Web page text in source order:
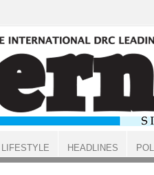
LIFESTYLE HEADLINES